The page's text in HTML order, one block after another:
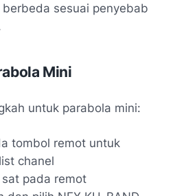
sesuai penyebab
Mini
untuk parabola mini:
tombol remot untuk
chanel
pada remot